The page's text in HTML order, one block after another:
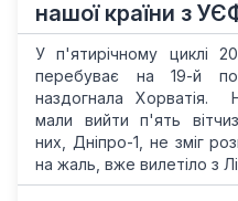
нашої країни з
У п'ятирічному циклі
перебуває на 19-й
наздогнала Хорватія.
мали вийти п'ять
них, Дніпро-1, не зміг
на жаль, вже вилетіло з